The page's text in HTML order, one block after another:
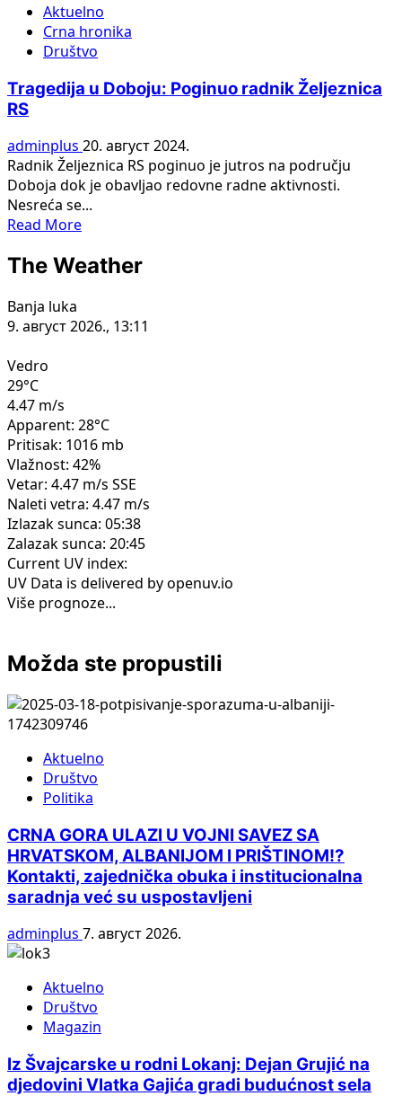
Aktuelno
Crna hronika
Društvo
Tragedija u Doboju: Poginuo radnik Željeznica
RS
adminplus 20. август 2024.
Radnik Željeznica RS poginuo je jutros na području
Doboja dok je obavljao redovne radne aktivnosti.
Nesreća se...
Read MoreRead
about
Doboju:
The Weather
Banja luka
9. август 2026., 13:11
Vedro
29°C
4.47 m/s
Apparent: 28°C
Pritisak: 1016 mb
Vlažnost: 42%
Vetar: 4.47 m/s SSE
Naleti vetra: 4.47 m/s
Izlazak sunca: 05:38
Zalazak sunca: 20:45
Current UV index:
UV Data is delivered by openuv.io
Više prognoze...
Možda ste propustili
Aktuelno
Društvo
Politika
CRNA GORA ULAZI U VOJNI SAVEZ SA
HRVATSKOM, ALBANIJOM I PRIŠTINOM!?
Kontakti, zajednička obuka i institucionalna
saradnja već su uspostavljeni
adminplus 7. август 2026.
Aktuelno
Društvo
Magazin
Iz Švajcarske u rodni Lokanj: Dejan Grujić na
djedovini Vlatka Gajića gradi budućnost sela